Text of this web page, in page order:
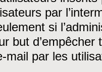
par
si
but
mail par les